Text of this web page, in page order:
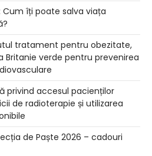
Cum îți poate salva viața
tratament pentru obezitate,
Britanie verde pentru prevenirea
privind accesul pacienților
de radioterapie și utilizarea
de Paște 2026 – cadouri